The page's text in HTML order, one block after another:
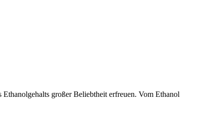
großer Beliebtheit erfreuen. Vom Ethanol